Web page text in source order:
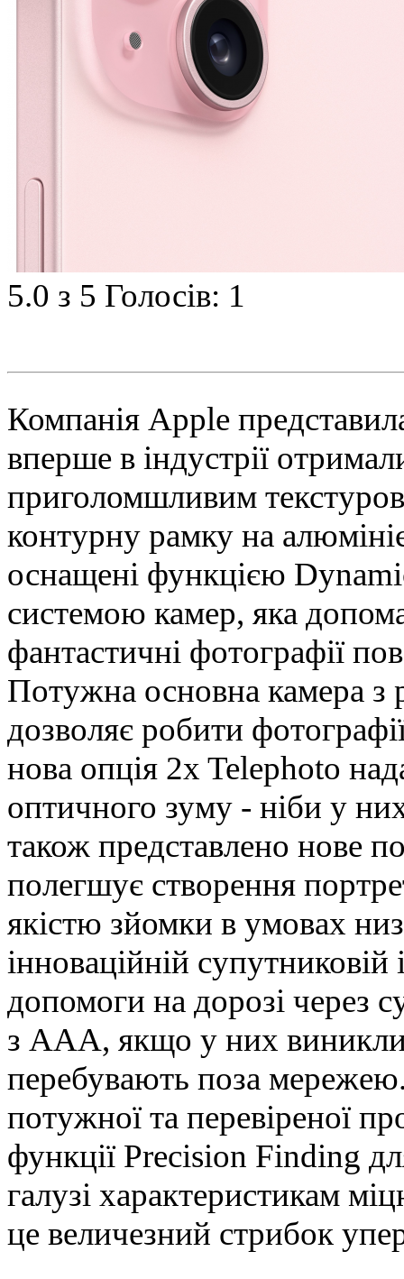
5.0 з 5 Голосів: 1
Компанія Apple
вперше в індустрії
приголомшливим
контурну рамку на
оснащені функцією
системою камер, яка
фантастичні фотографії
Потужна основна камера з
дозволяє робити
нова опція 2x Telephoto
оптичного зуму - ніби у
також представлено нове
полегшує створення
якістю зйомки в умовах
інноваційній
допомоги на дорозі через
з AAA, якщо у них
перебувають поза
потужної та перевіреної
функції Precision Finding
галузі характеристикам
це величезний стрибок